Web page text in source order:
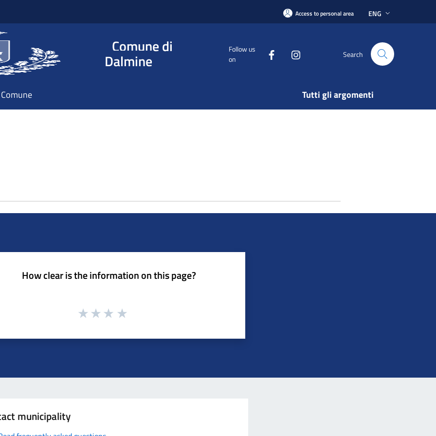
Access to personal area ENG
Comune di
Dalmine
Follow us
on
Search
Tutti gli argomenti
How clear is the information on this page?
municipality